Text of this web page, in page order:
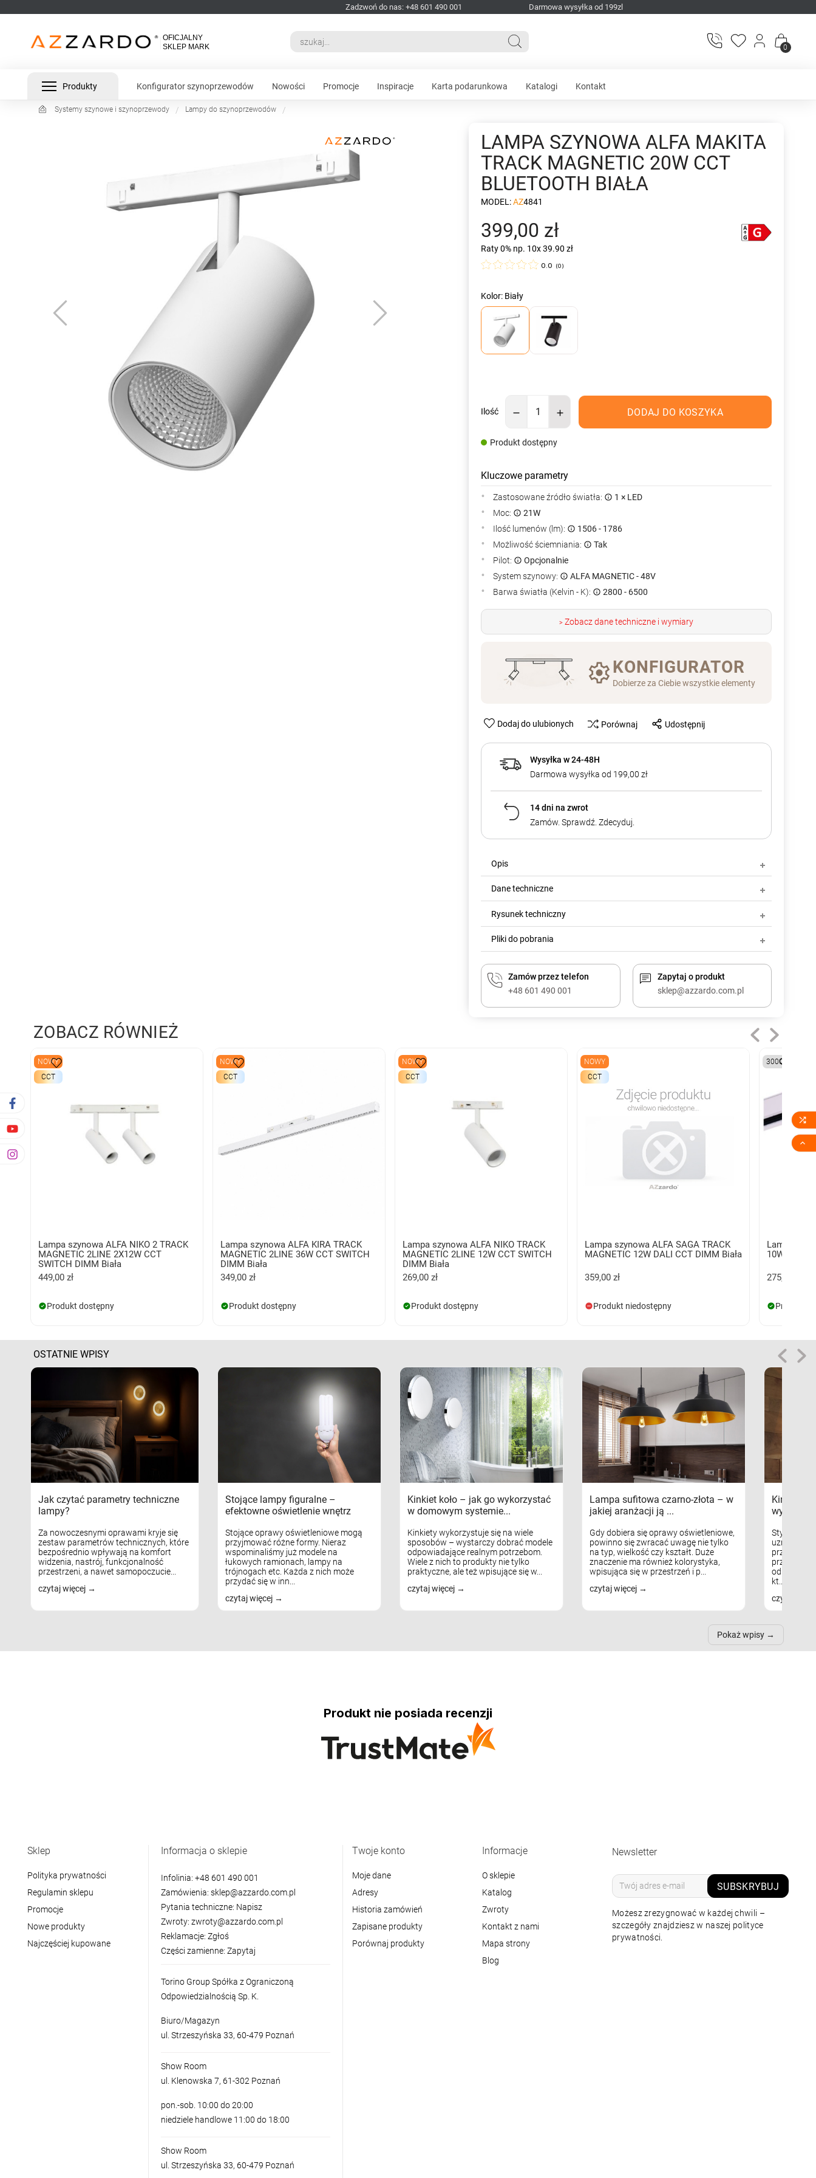
Zadzwoń do nas: +48 601 490 001 Darmowa wysyłka od 199zl
0
Produkty Konfigurator szynoprzewodów Nowości Promocje Inspiracje Karta podarunkowa Katalogi Kontakt
Systemy szynowe i szynoprzewody Lampy do szynoprzewodów
LAMPA SZYNOWA ALFA MAKITA
TRACK MAGNETIC 20W CCT
BLUETOOTH BIAŁA
MODEL:AZ4841
399,00 zł
Raty 0% np. 10x 39.90 zł
0.0 (0)
Kolor: Biały
Ilość DODAJ DO KOSZYKA
Produkt dostępny
Kluczowe parametry
Zastosowane źródło światła:
1 × LED
Moc:
21W
Ilość lumenów (lm):
1506 - 1786
Możliwość ściemniania:
Tak
Pilot:
Opcjonalnie
System szynowy:
ALFA MAGNETIC - 48V
Barwa światła (Kelvin - K):
2800 - 6500
> Zobacz dane techniczne i wymiary
KONFIGURATOR
Dobierze za Ciebie wszystkie elementy
Dodaj do ulubionych Porównaj Udostępnij
Wysyłka w 24-48H
Darmowa wysyłka od 199,00 zł
14 dni na zwrot
Zamów. Sprawdź. Zdecyduj.
Opis
Dane techniczne
Rysunek techniczny
Pliki do pobrania
Zamów przez telefon
+48 601 490 001
Zapytaj o produkt
sklep@azzardo.com.pl
ZOBACZ RÓWNIEŻ
NOWY
CCT
Lampa szynowa ALFA NIKO 2 TRACK
MAGNETIC 2LINE 2X12W CCT
SWITCH DIMM Biała
449,00 zł
Produkt dostępny
NOWY
CCT
Lampa szynowa ALFA KIRA TRACK
MAGNETIC 2LINE 36W CCT SWITCH
DIMM Biała
349,00 zł
Produkt dostępny
NOWY
CCT
Lampa szynowa ALFA NIKO TRACK
MAGNETIC 2LINE 12W CCT SWITCH
DIMM Biała
269,00 zł
Produkt dostępny
NOWY
CCT
Lampa szynowa ALFA SAGA TRACK
MAGNETIC 12W DALI CCT DIMM Biała
359,00 zł
Produkt niedostępny
3000K
Lampa
10W 3000K
275,00 zł
Produkt
OSTATNIE WPISY
Jak czytać parametry techniczne
lampy?
Za nowoczesnymi oprawami kryje się
zestaw parametrów technicznych, które
bezpośrednio wpływają na komfort
widzenia, nastrój, funkcjonalność
przestrzeni, a nawet samopoczucie...
czytaj więcej
Stojące lampy figuralne –
efektowne oświetlenie wnętrz
Stojące oprawy oświetleniowe mogą
przyjmować różne formy. Nieraz
wspominaliśmy już modele na
łukowych ramionach, lampy na
trójnogach etc. Każda z nich może
przydać się w inn...
czytaj więcej
Kinkiet koło – jak go wykorzystać
w domowym systemie...
Kinkiety wykorzystuje się na wiele
sposobów – wystarczy dobrać modele
odpowiadające realnym potrzebom.
Wiele z nich to produkty nie tylko
praktyczne, ale też wpisujące się w...
czytaj więcej
Lampa sufitowa czarno-złota – w
jakiej aranżacji ją ...
Gdy dobiera się oprawy oświetleniowe,
powinno się zwracać uwagę nie tylko
na typ, wielkość czy kształt. Duże
znaczenie ma również kolorystyka,
wpisująca się w przestrzeń i p...
czytaj więcej
Kinkiety
Styl
uznaniem
kt...
czytaj
Pokaż wpisy
Produkt nie posiada recenzji
Sklep
Polityka prywatności
Regulamin sklepu
Promocje
Nowe produkty
Najczęściej kupowane
Informacja o sklepie
Infolinia: +48 601 490 001
Zamówienia: sklep@azzardo.com.pl
Pytania techniczne: Napisz
Zwroty: zwroty@azzardo.com.pl
Reklamacje: Zgłoś
Części zamienne: Zapytaj
Torino Group Spółka z Ograniczoną
Odpowiedzialnością Sp. K.
Biuro/Magazyn
ul. Strzeszyńska 33, 60-479 Poznań
Show Room
ul. Klenowska 7, 61-302 Poznań
pon.-sob. 10:00 do 20:00
niedziele handlowe 11:00 do 18:00
Show Room
ul. Strzeszyńska 33, 60-479 Poznań
Twoje konto
Moje dane
Adresy
Historia zamówień
Zapisane produkty
Porównaj produkty
Informacje
O sklepie
Katalog
Zwroty
Kontakt z nami
Mapa strony
Blog
Newsletter
SUBSKRYBUJ
Możesz zrezygnować w każdej chwili –
szczegóły znajdziesz w naszej polityce
prywatności.

